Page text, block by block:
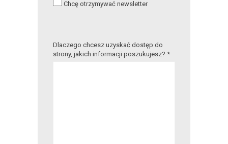
Chcę otrzymywać newsletter
Dlaczego chcesz uzyskać dostęp do
strony, jakich informacji poszukujesz? *